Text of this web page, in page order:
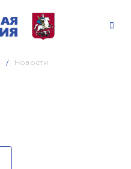
Новости